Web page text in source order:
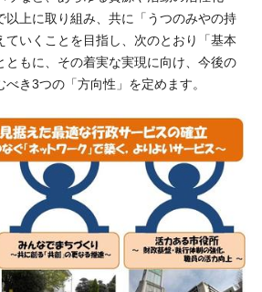
以上に取り組み、共に「うつのみやの持
ていくことを目指し、次のとおり「基本
ともに、その着実な実現に向け、今後の
き3つの「方向性」を定めます。